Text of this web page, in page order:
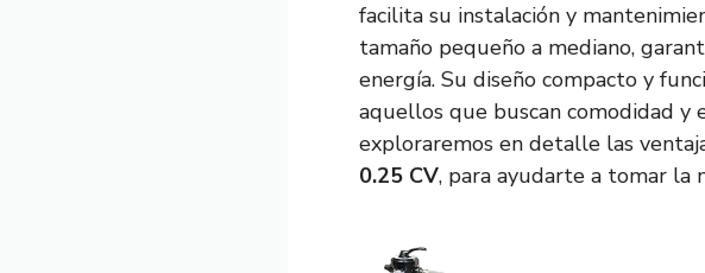
facilita su instalación y
tamaño pequeño a mediano,
energía. Su diseño compacto y
aquellos que buscan comodidad y
exploraremos en detalle las
0.25 CV, para ayudarte a tomar la